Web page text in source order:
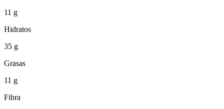
11 g
Hidratos
35 g
Grasas
11 g
Fibra